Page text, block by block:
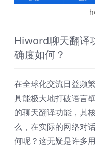
Hiword聊天翻译
确度如何？
在全球化交流日益频
具能极大地打破语言
的聊天翻译功能，其
么，在实际的网络对
何呢？这无疑是许多